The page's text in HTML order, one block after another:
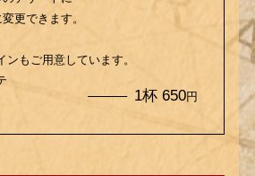
更できます。
ンもご用意しています。
1杯 650円